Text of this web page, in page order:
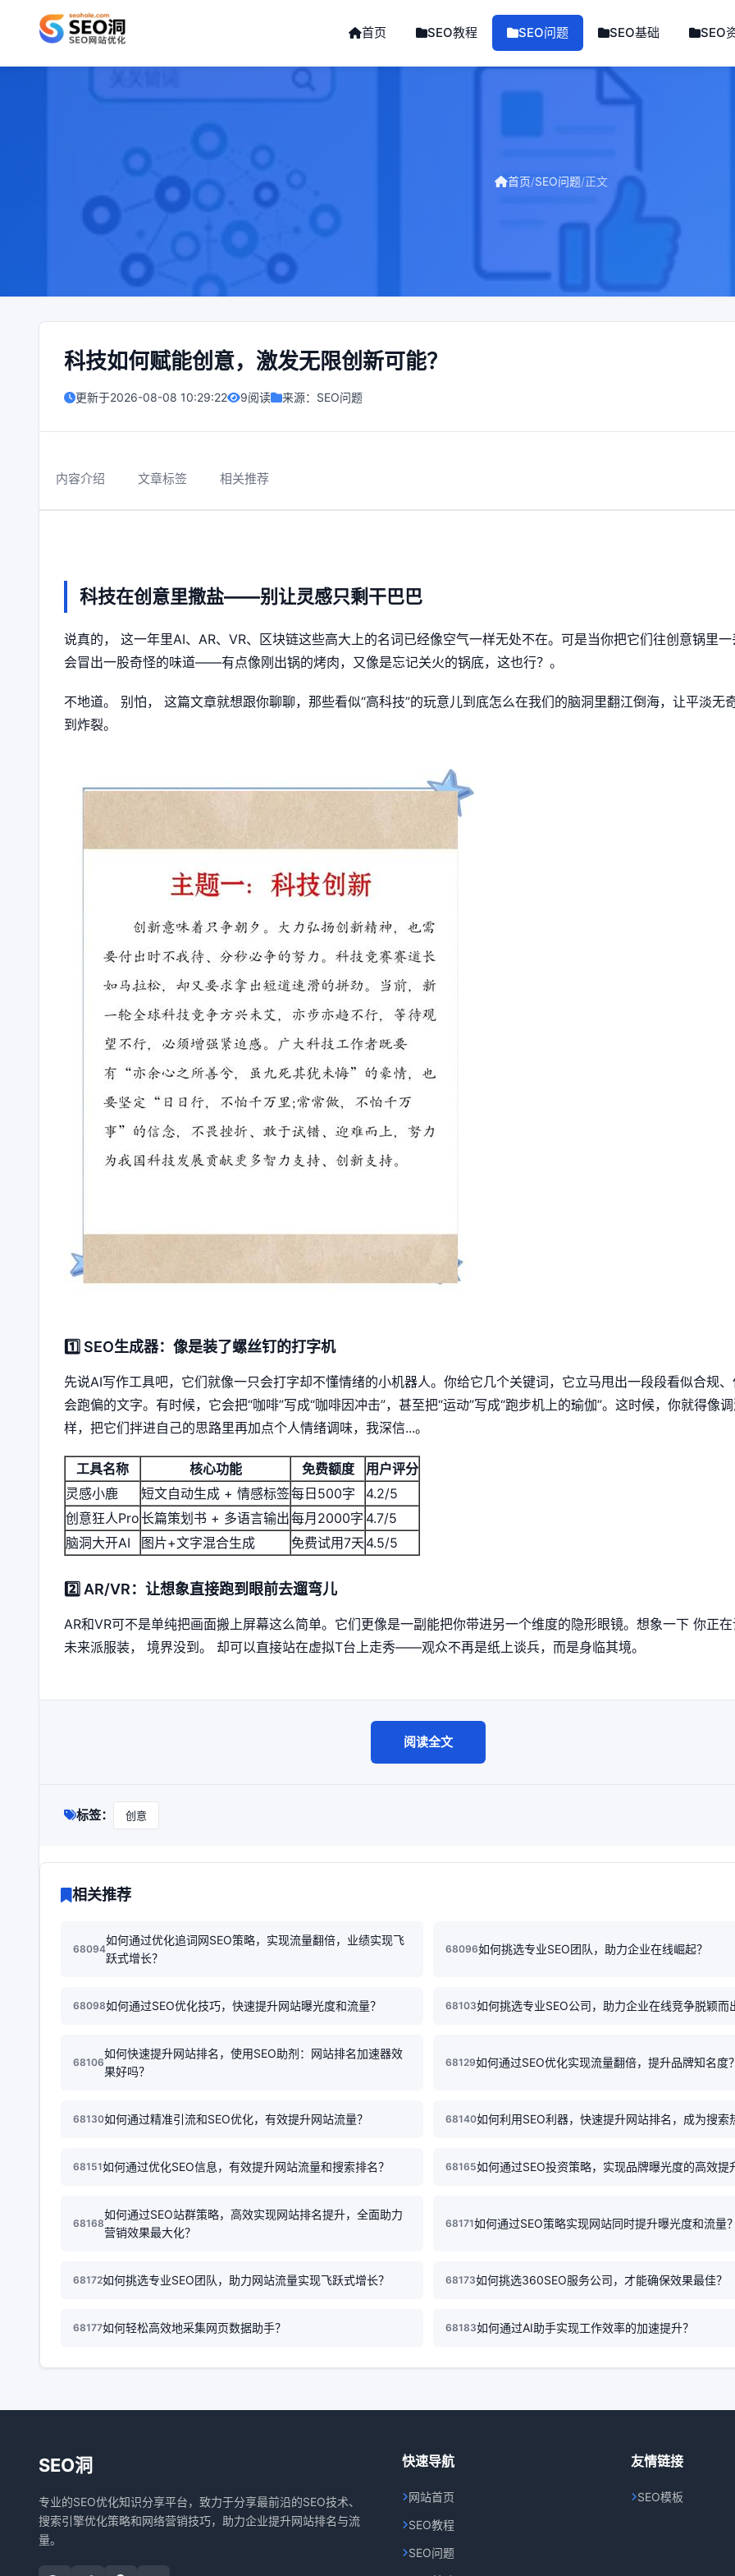
首页 SEO教程 SEO问题 SEO基础 SEO
首页/SEO问题/正文
科技如何赋能创意，激发无限创新可能？
更新于2026-08-08 10:29:22 9阅读 来源： SEO问题
内容介绍 文章标签 相关推荐
科技在创意里撒盐——别让灵感只剩干巴巴
说真的， 这一年里AI、AR、VR、区块链这些高大上的名词已经像空气一样无处不在。可是当你把它们往创意锅里
会冒出一股奇怪的味道——有点像刚出锅的烤肉，又像是忘记关火的锅底，这也行？。
不地道。 别怕， 这篇文章就想跟你聊聊，那些看似“高科技”的玩意儿到底怎么在我们的脑洞里翻江倒海，让平淡无
到炸裂。
1️⃣ SEO生成器：像是装了螺丝钉的打字机
先说AI写作工具吧，它们就像一只会打字却不懂情绪的小机器人。你给它几个关键词，它立马甩出一段段看似合规
会跑偏的文字。有时候，它会把“咖啡”写成“咖啡因冲击”，甚至把“运动”写成“跑步机上的瑜伽”。这时候，你就得像
样，把它们拌进自己的思路里再加点个人情绪调味，我深信...。
工具名称 核心功能 免费额度
用户评分
灵感小鹿
短文自动生成 + 情感标签每日500字
4.2/5
创意狂人Pro长篇策划书 + 多语言输出每月2000字 4.7/5
脑洞大开AI
图片+文字混合生成 免费试用7天 4.5/5
2️⃣ AR/VR：让想象直接跑到眼前去遛弯儿
AR和VR可不是单纯把画面搬上屏幕这么简单。它们更像是一副能把你带进另一个维度的隐形眼镜。想象一下 你正
未来派服装， 境界没到。 却可以直接站在虚拟T台上走秀——观众不再是纸上谈兵，而是身临其境。
阅读全文
标签： 创意
相关推荐
68094
如何通过优化追词网SEO策略，实现流量翻倍，业绩实现飞
跃式增长？
68096如何挑选专业SEO团队，助力企业在线崛起？
68098如何通过SEO优化技巧，快速提升网站曝光度和流量？ 68103如何挑选专业SEO公司，助力企业在线竞争脱颖而
68106
如何快速提升网站排名，使用SEO助剂：网站排名加速器效
果好吗？
68129如何通过SEO优化实现流量翻倍，提升品牌知名度
68130如何通过精准引流和SEO优化，有效提升网站流量？ 68140如何利用SEO利器，快速提升网站排名，成为搜索
68151如何通过优化SEO信息，有效提升网站流量和搜索排名？ 68165如何通过SEO投资策略，实现品牌曝光度的高效提
68168
如何通过SEO站群策略，高效实现网站排名提升，全面助力
营销效果最大化？
68171如何通过SEO策略实现网站同时提升曝光度和流量
68172如何挑选专业SEO团队，助力网站流量实现飞跃式增长？ 68173如何挑选360SEO服务公司，才能确保效果最佳？
68177如何轻松高效地采集网页数据助手？ 68183如何通过AI助手实现工作效率的加速提升？
SEO洞
专业的SEO优化知识分享平台，致力于分享最前沿的SEO技术、
搜索引擎优化策略和网络营销技巧，助力企业提升网站排名与流
量。
快速导航
网站首页
SEO教程
SEO问题
友情链接
SEO模板